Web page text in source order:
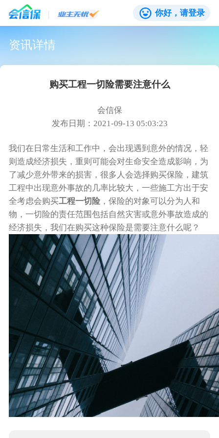
你好，请登录
资讯详情
购买工程一切险需要注意什么
会信保
发布日期：2021-09-13 05:03:23
我们在日常生活和工作中，会出现遇到意外的情况，轻
则造成经济损失，重则可能会对生命安全造成影响，为
了减少意外带来的损害，很多人会选择购买保险，建筑
工程中出现意外事故的几率比较大，一些施工方出于安
全考虑会购买工程一切险，保险的对象可以分为人和
物，一切险的责任范围包括自然灾害或意外事故造成的
经济损失，我们在购买这种保险是需要注意什么呢？